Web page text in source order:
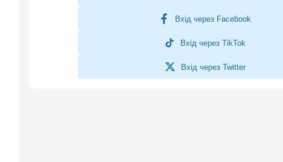
Вхід через Facebook
Вхід через TikTok
Вхід через Twitter